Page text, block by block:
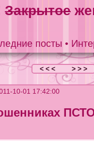
Закрытое
посты •
< < < > > >
10-01 17:42:00